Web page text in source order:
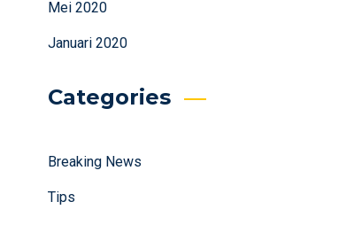
Mei 2020
Januari 2020
Categories
Breaking News
Tips